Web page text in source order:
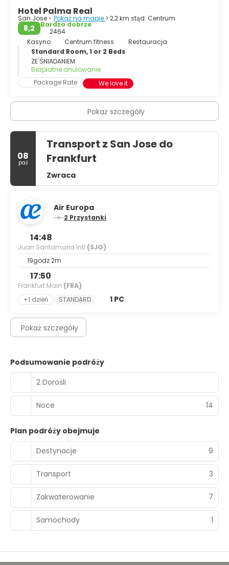
Hotel Palma Real
San Jose - Pokaż na mapie > 2,2 km stąd: Centrum
8,2
Bardzo dobrze
2464
Kasyno
Centrum fitness
Restauracja
Standard Room, 1 or 2 Beds
ZE ŚNIADANIEM
Bezpłatne anulowanie
Package Rate
We love it
Pokaż szczegóły
08
paź
Transport z San Jose do
Frankfurt
Zwraca
Air Europa
2 Przystanki
14:48
Juan Santamaria Intl (SJO)
19godz 2m
17:50
Frankfurt Main (FRA)
+1 dzień
STANDARD 1 PC
Pokaż szczegóły
Podsumowanie podróży
2 Dorośli
Noce 14
Plan podróży obejmuje
Destynacje
9
Transport 3
Zakwaterowanie 7
Samochody 1